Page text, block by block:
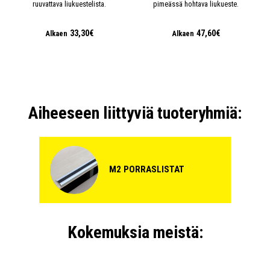
ruuvattava liukuestelista.
Alkaen 33,30€
pimeässä hohtava liukueste.
Alkaen 47,60€
Aiheeseen liittyviä tuoteryhmiä:
M2 PORRASLISTAT
Kokemuksia meistä: